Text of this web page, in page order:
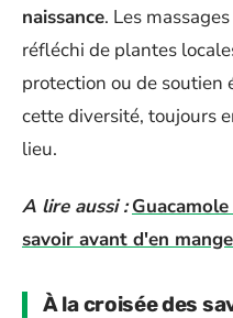
naissance. Les
réfléchi de plantes
protection ou de
cette diversité, toujours
lieu.
A lire aussi :
savoir avant d'en
À la croisée des